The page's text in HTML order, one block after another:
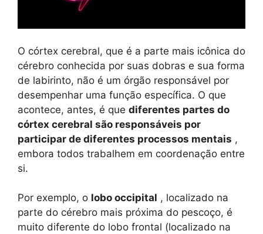
O córtex cerebral, que é a parte mais icônica do
cérebro conhecida por suas dobras e sua forma
de labirinto, não é um órgão responsável por
desempenhar uma função específica. O que
acontece, antes, é que diferentes partes do
córtex cerebral são responsáveis ​​por
participar de diferentes processos mentais ,
embora todos trabalhem em coordenação entre
si.
Por exemplo, o lobo occipital , localizado na
parte do cérebro mais próxima do pescoço, é
muito diferente do lobo frontal (localizado na